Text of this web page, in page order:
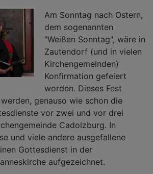
Am Sonntag nach Ostern,
dem sogenannten
"Weißen Sonntag", wäre in
Zautendorf (und in vielen
Kirchengemeinden)
Konfirmation gefeiert
worden. Dieses Fest
genauso wie schon die
vor zwei und vor drei
Cadolzburg. In
und viele andere ausgefallene
Gottesdienst in der
aufgezeichnet.